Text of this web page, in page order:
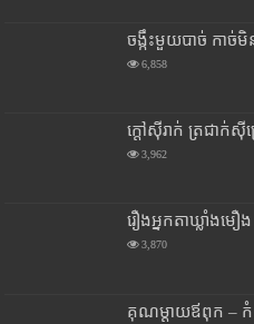
ចង្កឹះមួយបាច់ កាច់
6,858
ក្តៅស៊ីរាក់ ត្រជាក់ស៊ី
3,962
រឿងអ្នកតាឃ្លាំងមឿង
3,870
គុណម្តាយឪពុក – កំ